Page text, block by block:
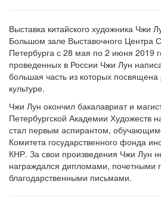
Выставка китайского художника Чжи
Большом зале Выставочного Центра
Петербурга с 28 мая по 2 июня 2019
проведенных в России Чжи Лун
большая часть из которых посвящена
культуре.
Чжи Лун окончил бакалавриат и
Петербургской Академии Художеств
стал первым аспирантом,
Комитета государственного фонда
КНР. За свои произведения Чжи Лун
награждался дипломами, почетными
благодарственными письмами.